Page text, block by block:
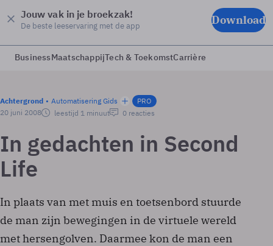
Jouw vak in je broekzak!
De beste leeservaring met de app Download
BusinessMaatschappijTech & ToekomstCarrière
Achtergrond Automatisering Gids
PRO
20 juni 2008
leestijd 1 minuut 0 reacties
In gedachten in Second
Life
In plaats van met muis en toetsenbord stuurde
de man zijn bewegingen in de virtuele wereld
met hersengolven. Daarmee kon de man een